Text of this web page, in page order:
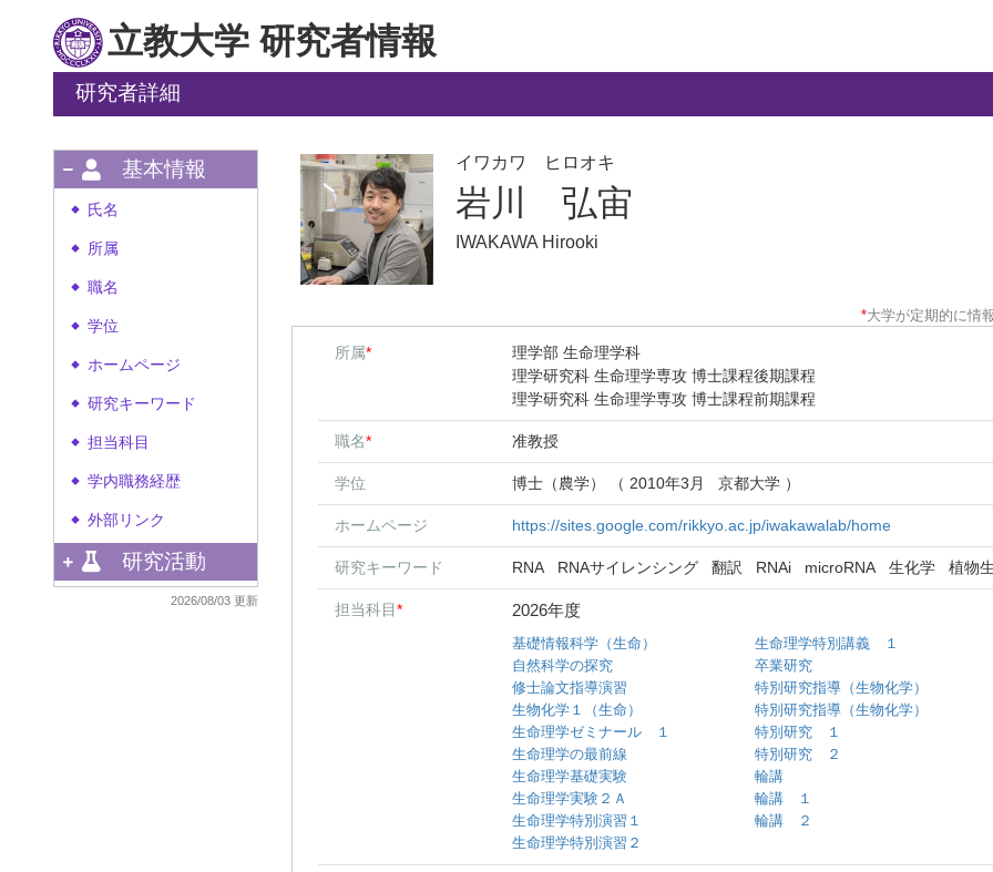
立教大学 研究者情報
研究者詳細
基本情報
◆ 氏名
◆ 所属
◆ 職名
◆ 学位
◆ ホームページ
◆ 研究キーワード
◆ 担当科目
◆ 学内職務経歴
◆ 外部リンク
研究活動
2026/08/03 更新
イワカワ ヒロオキ
岩川 弘宙
IWAKAWA Hirooki
*大学が定期的に情
所属*
理学部 生命理学科
理学研究科 生命理学専攻 博士課程後期課程
理学研究科 生命理学専攻 博士課程前期課程
職名* 准教授
学位 博士（農学） （ 2010年3月 京都大学 ）
ホームページ https://sites.google.com/rikkyo.ac.jp/iwakawalab/home
研究キーワード RNA RNAサイレンシング 翻訳 RNAi microRNA 生化学 植物
担当科目* 2026年度
基礎情報科学（生命）
自然科学の探究
修士論文指導演習
生物化学１（生命）
生命理学ゼミナール １
生命理学の最前線
生命理学基礎実験
生命理学実験２Ａ
生命理学特別演習１
生命理学特別演習２
生命理学特別講義 １
卒業研究
特別研究指導（生物化学）
特別研究指導（生物化学）
特別研究 １
特別研究 ２
輪講
輪講 １
輪講 ２